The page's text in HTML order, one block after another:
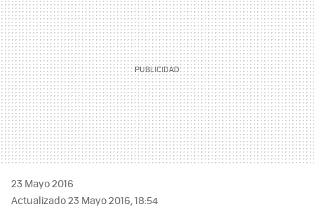
23 Mayo 2016
Actualizado 23 Mayo 2016, 18:54